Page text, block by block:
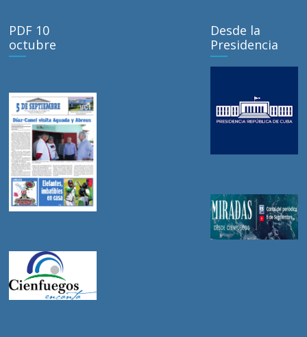
PDF 10
octubre
Desde la
Presidencia